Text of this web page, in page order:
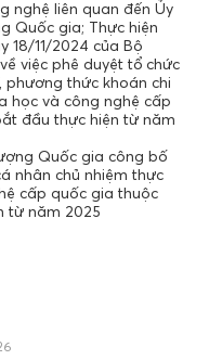
nghệ liên quan đến Ủy
Quốc gia; Thực hiện
18/11/2024 của Bộ
việc phê duyệt tổ chức
phương thức khoán chi
học và công nghệ cấp
đầu thực hiện từ năm
Quốc gia công bố
nhân chủ nhiệm thực
cấp quốc gia thuộc
từ năm 2025